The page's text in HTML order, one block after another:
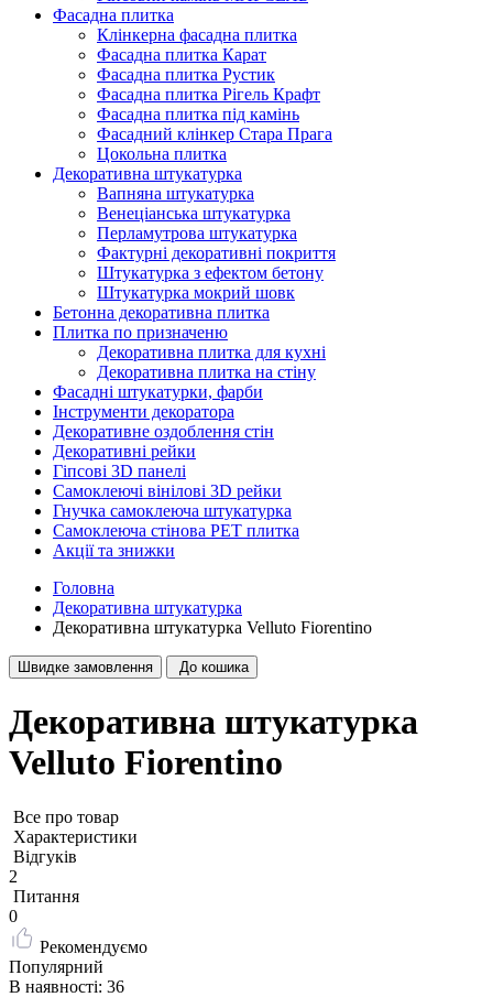
Фасадна плитка
Клінкерна фасадна плитка
Фасадна плитка Карат
Фасадна плитка Рустик
Фасадна плитка Рігель Крафт
Фасадна плитка під камінь
Фасадний клінкер Стара Прага
Цокольна плитка
Декоративна штукатурка
Вапняна штукатурка
Венеціанська штукатурка
Перламутрова штукатурка
Фактурні декоративні покриття
Штукатурка з ефектом бетону
Штукатурка мокрий шовк
Бетонна декоративна плитка
Плитка по призначеню
Декоративна плитка для кухні
Декоративна плитка на стіну
Фасадні штукатурки, фарби
Інструменти декоратора
Декоративне оздоблення стін
Декоративні рейки
Гіпсові 3D панелі
Самоклеючі вінілові 3D рейки
Гнучка самоклеюча штукатурка
Самоклеюча стінова PET плитка
Акції та знижки
Головна
Декоративна штукатурка
Декоративна штукатурка Velluto Fiorentino
Швидке замовлення До кошика
Декоративна штукатурка
Velluto Fiorentino
Все про товар
Характеристики
Відгуків
2
Питання
0
Рекомендуємо
Популярний
В наявності: 36